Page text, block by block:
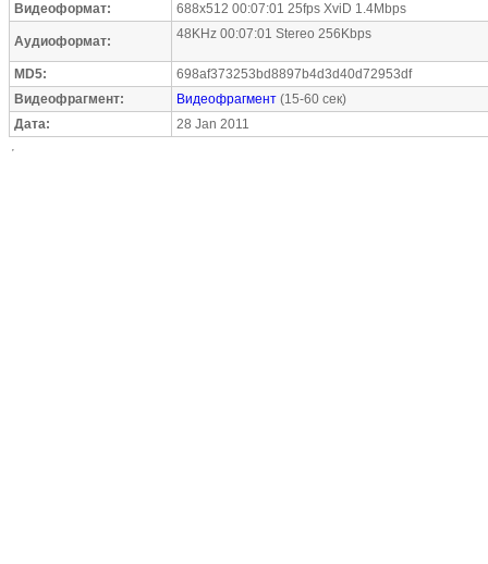
Видеоформат:
688x512 00:07:01 25fps XviD 1.4Mbps
Аудиоформат: 48KHz 00:07:01 Stereo 256Kbps
MD5:
698af373253bd8897b4d3d40d72953df
Видеофрагмент:
Видеофрагмент (15-60 сек)
Дата:
28 Jan 2011